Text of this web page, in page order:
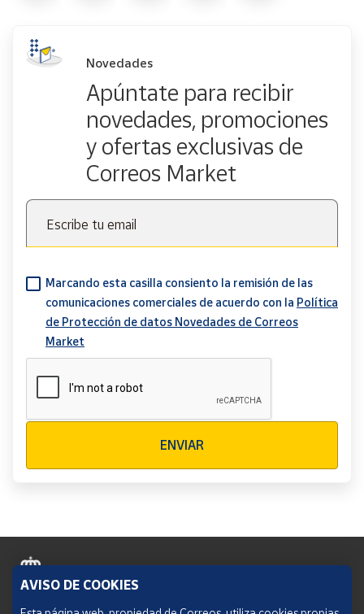
Novedades
Apúntate para recibir
novedades, promociones
y ofertas exclusivas de
Correos Market
Escribe tu email
Marcando esta casilla consiento la remisión de las
comunicaciones comerciales de acuerdo con la Política
de Protección de datos Novedades de Correos
Market
ENVIAR
Política de cookies
AVISO DE COOKIES